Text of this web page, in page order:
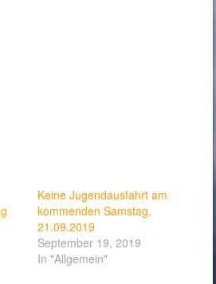
Keine Jugendausfahrt am
kommenden Samstag,
21.09.2019
September 19, 2019
In "Allgemein"